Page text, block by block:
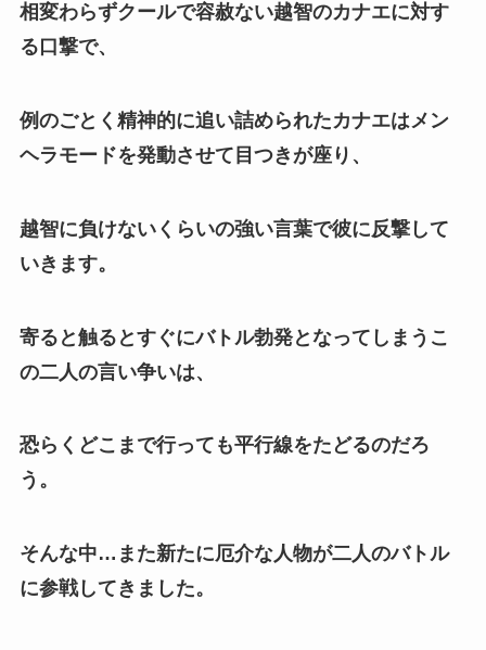
相変わらずクールで容赦ない越智のカナエに対す
る口撃で、
例のごとく精神的に追い詰められたカナエはメン
ヘラモードを発動させて目つきが座り、
越智に負けないくらいの強い言葉で彼に反撃して
いきます。
寄ると触るとすぐにバトル勃発となってしまうこ
の二人の言い争いは、
恐らくどこまで行っても平行線をたどるのだろ
う。
そんな中…また新たに厄介な人物が二人のバトル
に参戦してきました。